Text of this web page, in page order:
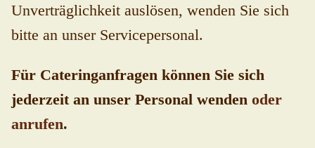
Unverträglichkeit auslösen, wenden Sie sich
bitte an unser Servicepersonal.
Für Cateringanfragen können Sie sich
jederzeit an unser Personal wenden oder
anrufen.